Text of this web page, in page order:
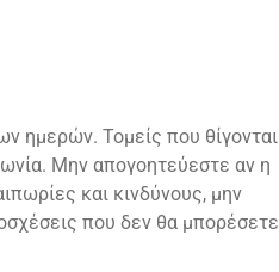
ημερών. Τομείς που θίγονται
Μην απογοητεύεστε αν η
και κινδύνους, μην
που δεν θα μπορέσετε